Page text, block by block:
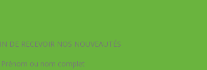
DE RECEVOIR NOS NOUVEAUTÉS
Prénom ou nom complet